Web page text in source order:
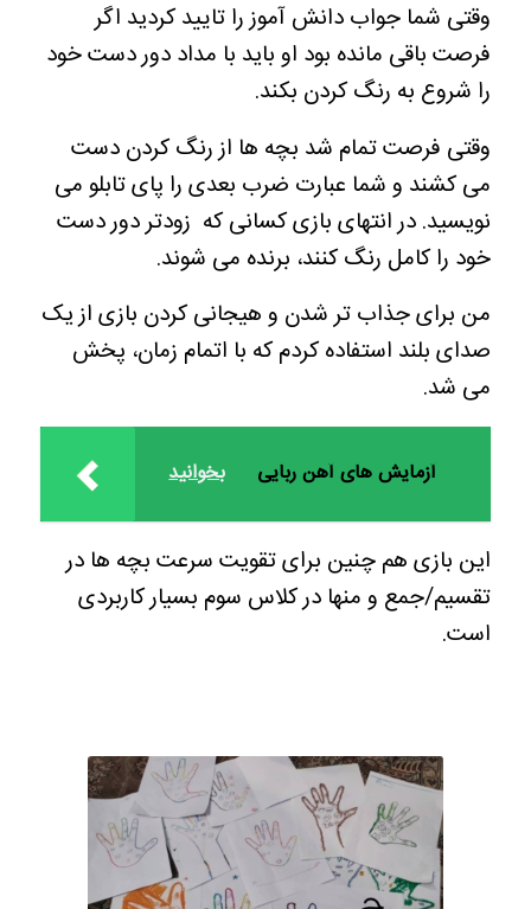
وقتی شما جواب دانش آموز را تایید کردید اگر
فرصت باقی مانده بود او باید با مداد دور دست خود
را شروع به رنگ کردن بکند.
وقتی فرصت تمام شد بچه ها از رنگ کردن دست
می کشند و شما عبارت ضرب بعدی را پای تابلو می
نویسید. در انتهای بازی کسانی که زودتر دور دست
خود را کامل رنگ کنند، برنده می شوند.
من برای جذاب تر شدن و هیجانی کردن بازی از یک
صدای بلند استفاده کردم که با اتمام زمان، پخش
می شد.
بخوانید آزمایش های آهن ربایی
این بازی هم چنین برای تقویت سرعت بچه ها در
تقسیم/جمع و منها در کلاس سوم بسیار کاربردی
است.